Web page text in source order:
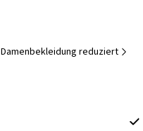
Damenbekleidung reduziert